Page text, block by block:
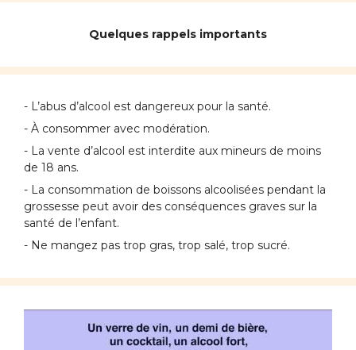
Quelques rappels importants
- L’abus d’alcool est dangereux pour la santé.
- À consommer avec modération.
- La vente d’alcool est interdite aux mineurs de moins
de 18 ans.
- La consommation de boissons alcoolisées pendant la
grossesse peut avoir des conséquences graves sur la
santé de l’enfant.
- Ne mangez pas trop gras, trop salé, trop sucré.